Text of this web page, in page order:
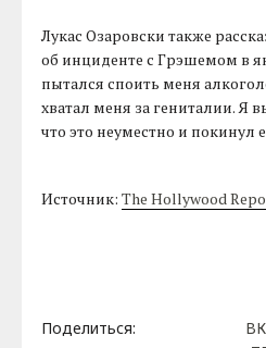
Лукас Озаровски также
об инциденте с Грэшемом в
пытался споить меня
хватал меня за гениталии. Я
что это неуместно и покинул
Источник:The Hollywood
Поделиться: